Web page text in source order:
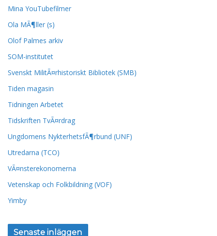
Mina YouTubefilmer
Ola MÃ¶ller (s)
Olof Palmes arkiv
SOM-institutet
Svenskt MilitÃ¤rhistoriskt Bibliotek (SMB)
Tiden magasin
Tidningen Arbetet
Tidskriften TvÃ¤rdrag
Ungdomens NykterhetsfÃ¶rbund (UNF)
Utredarna (TCO)
VÃ¤nsterekonomerna
Vetenskap och Folkbildning (VOF)
Yimby
Senaste inläggen